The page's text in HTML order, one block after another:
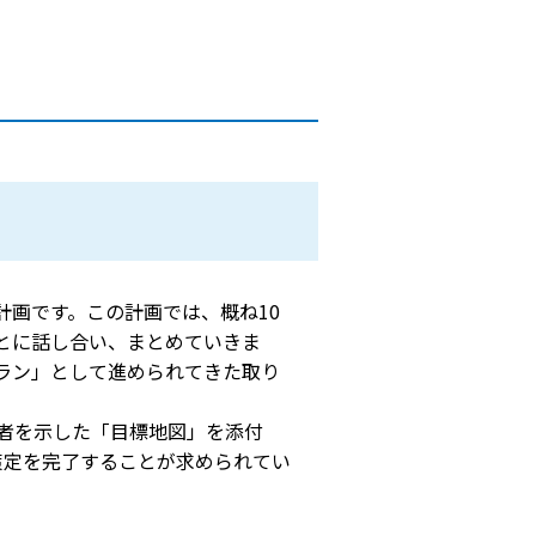
です。この計画では、概ね10
話し合い、まとめていきま
」として進められてきた取り
示した「目標地図」を添付
を完了することが求められてい